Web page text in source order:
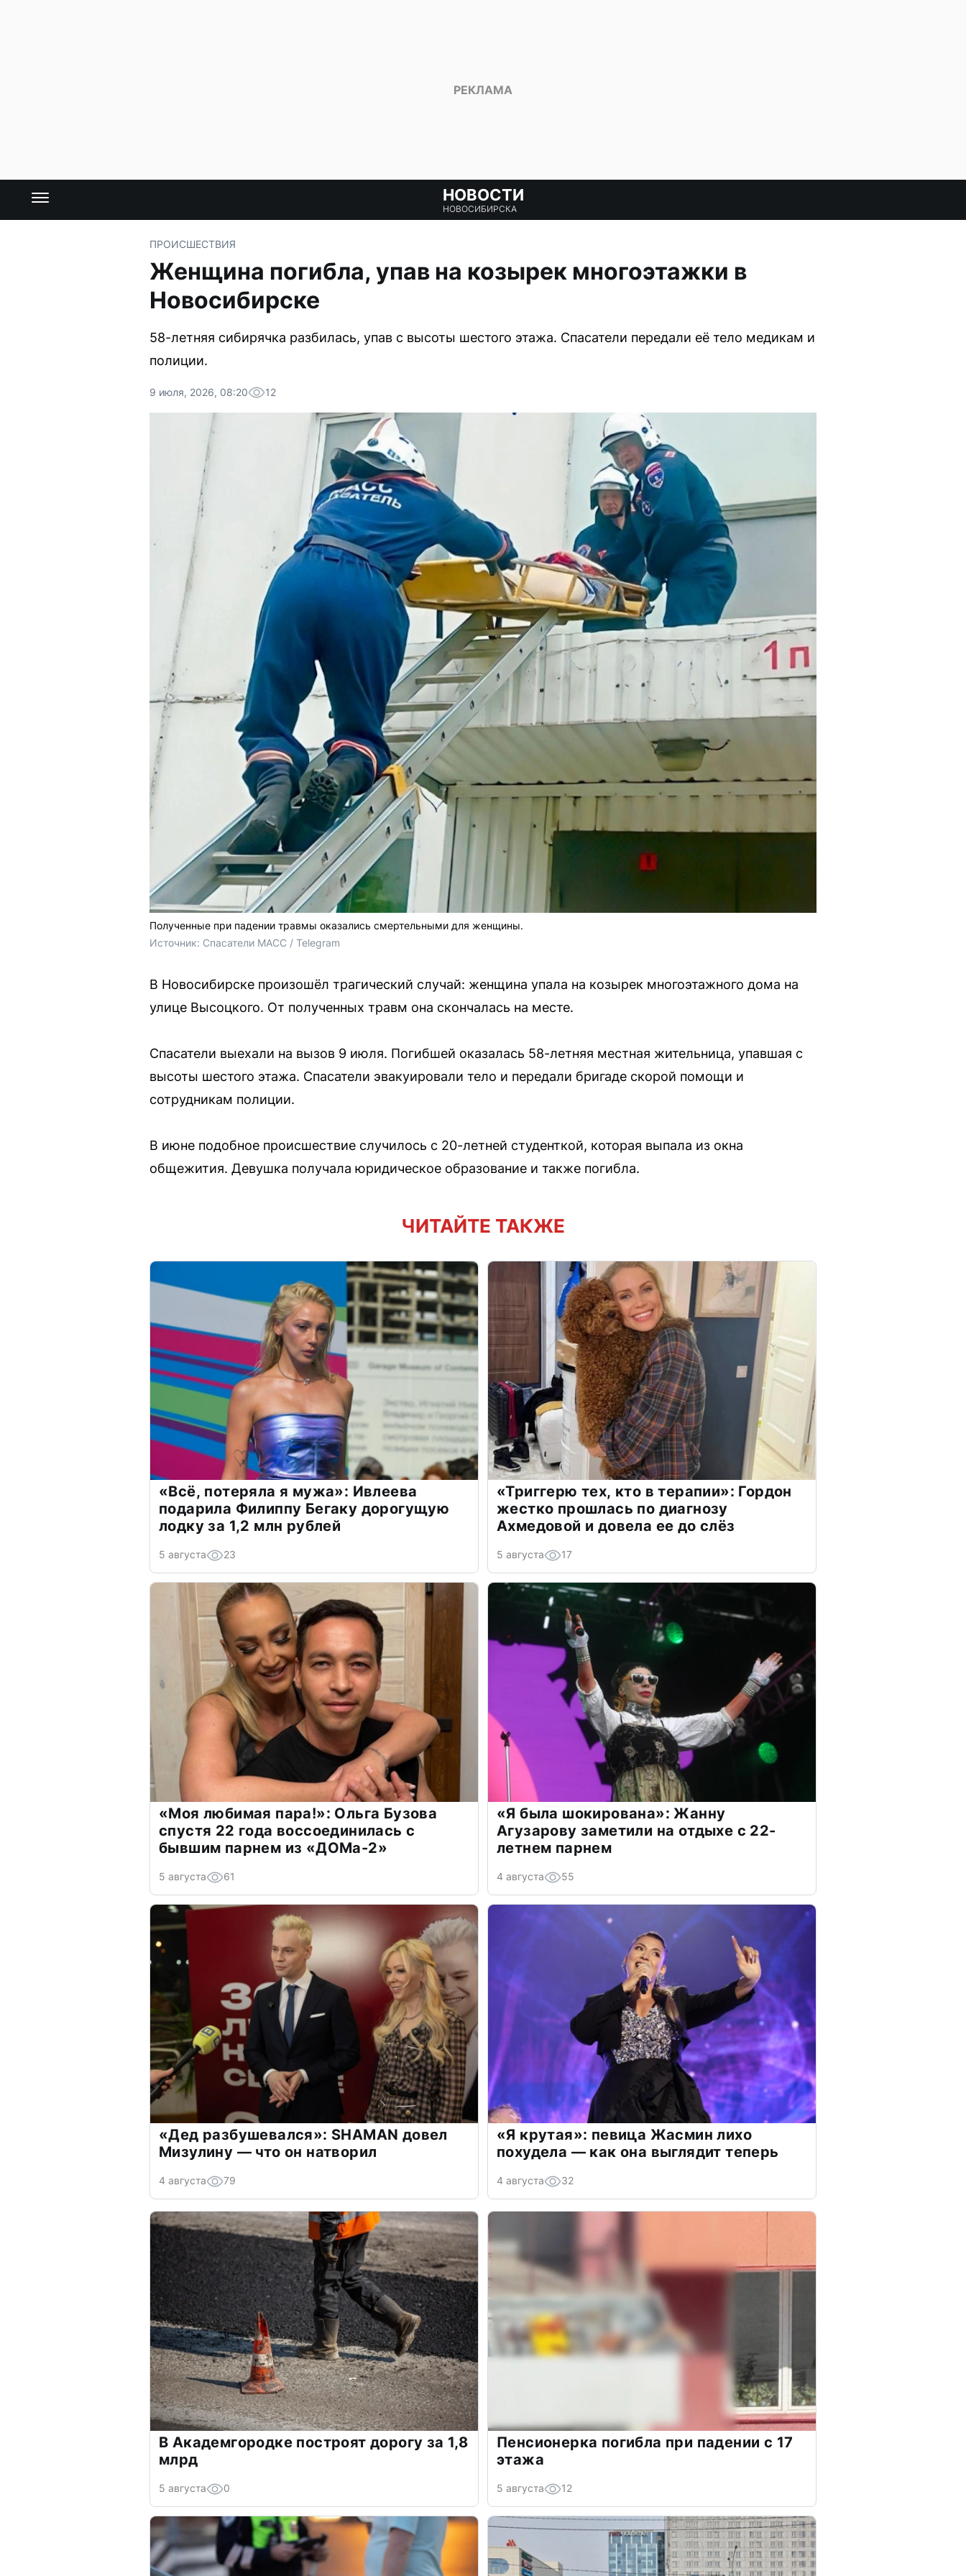
НОВОСТИ
НОВОСИБИРСКА
ПРОИСШЕСТВИЯ
Женщина погибла, упав на козырек многоэтажки в
Новосибирске
58-летняя сибирячка разбилась, упав с высоты шестого этажа. Спасатели передали её тело медикам и
полиции.
9 июля, 2026, 08:20 12
Полученные при падении травмы оказались смертельными для женщины.
Источник: Спасатели МАСС / Telegram
В Новосибирске произошёл трагический случай: женщина упала на козырек многоэтажного дома на
улице Высоцкого. От полученных травм она скончалась на месте.
Спасатели выехали на вызов 9 июля. Погибшей оказалась 58-летняя местная жительница, упавшая с
высоты шестого этажа. Спасатели эвакуировали тело и передали бригаде скорой помощи и
сотрудникам полиции.
В июне подобное происшествие случилось с 20-летней студенткой, которая выпала из окна
общежития. Девушка получала юридическое образование и также погибла.
ЧИТАЙТЕ ТАКЖЕ
«Всё, потеряла я мужа»: Ивлеева
подарила Филиппу Бегаку дорогущую
лодку за 1,2 млн рублей
5 августа 23
«Триггерю тех, кто в терапии»: Гордон
жестко прошлась по диагнозу
Ахмедовой и довела ее до слёз
5 августа 17
«Моя любимая пара!»: Ольга Бузова
спустя 22 года воссоединилась с
бывшим парнем из «ДОМа-2»
5 августа 61
«Я была шокирована»: Жанну
Агузарову заметили на отдыхе с 22-
летнем парнем
4 августа 55
«Дед разбушевался»: SHAMAN довел
Мизулину — что он натворил
4 августа 79
«Я крутая»: певица Жасмин лихо
похудела — как она выглядит теперь
4 августа 32
В Академгородке построят дорогу за 1,8
млрд
5 августа 0
Пенсионерка погибла при падении с 17
этажа
5 августа 12